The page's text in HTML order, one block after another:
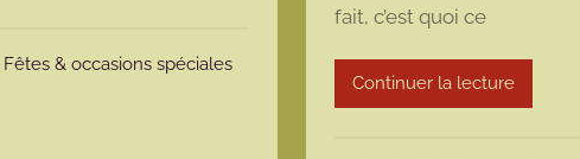
t
Fêtes & occasions spéciales
m
o
fait, c’est quoi ce
Continuer la lecture